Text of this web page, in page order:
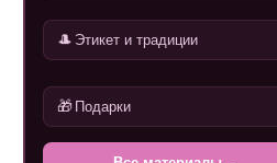
🎩 Этикет и традиции
🎁 Подарки